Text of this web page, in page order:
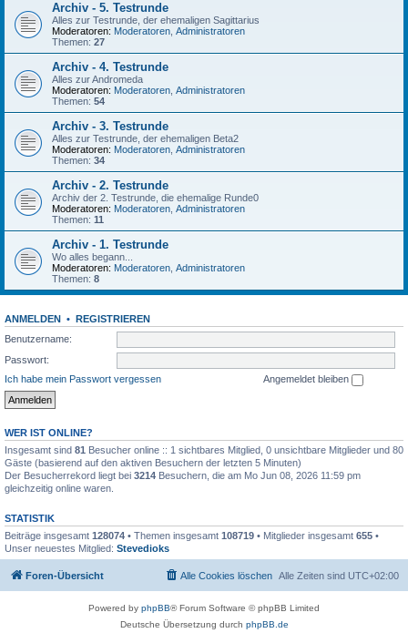
Archiv - 5. Testrunde
Alles zur Testrunde, der ehemaligen Sagittarius
Moderatoren: Moderatoren Administratoren
Themen: 27
Archiv - 4. Testrunde
Alles zur Andromeda
Moderatoren: Moderatoren Administratoren
Themen: 54
Archiv - 3. Testrunde
Alles zur Testrunde, der ehemaligen Beta2
Moderatoren: Moderatoren Administratoren
Themen: 34
Archiv - 2. Testrunde
Archiv der 2. Testrunde, die ehemalige Runde0
Moderatoren: Moderatoren Administratoren
Themen: 11
Archiv - 1. Testrunde
Wo alles begann...
Moderatoren: Moderatoren Administratoren
Themen: 8
ANMELDEN • REGISTRIEREN
Benutzername:
Passwort:
Ich habe mein Passwort vergessen
Angemeldet bleiben
WER IST ONLINE?
Insgesamt sind 81 Besucher online :: 1 sichtbares Mitglied, 0 unsichtbare Mitglieder und 80
Gäste (basierend auf den aktiven Besuchern der letzten 5 Minuten)
Der Besucherrekord liegt bei 3214 Besuchern, die am Mo Jun 08, 2026 11:59 pm
gleichzeitig online waren.
STATISTIK
Beiträge insgesamt 128074 • Themen insgesamt 108719 • Mitglieder insgesamt 655 •
Unser neuestes Mitglied: Stevedioks
Foren-Übersicht Alle Zeiten sind UTC+02:00
Alle Cookies löschen
Powered by phpBB® Forum Software © phpBB Limited
Deutsche Übersetzung durch phpBB.de